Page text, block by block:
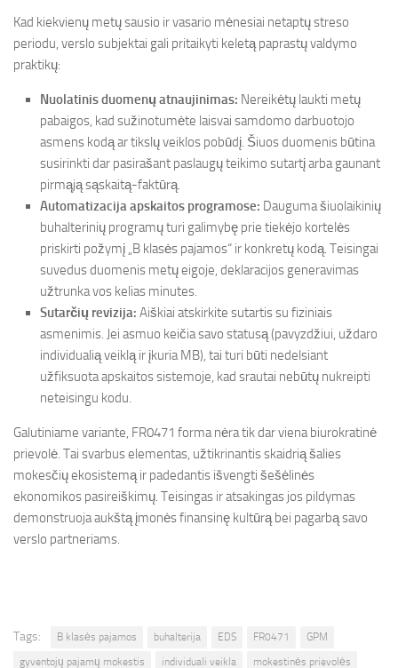
Kad kiekvienų metų sausio ir vasario mėnesiai netaptų streso
periodu, verslo subjektai gali pritaikyti keletą paprastų valdymo
praktikų:
Nuolatinis duomenų atnaujinimas: Nereikėtų laukti metų
pabaigos, kad sužinotumėte laisvai samdomo darbuotojo
asmens kodą ar tikslų veiklos pobūdį. Šiuos duomenis būtina
susirinkti dar pasirašant paslaugų teikimo sutartį arba gaunant
pirmąją sąskaitą-faktūrą.
Automatizacija apskaitos programose: Dauguma šiuolaikinių
buhalterinių programų turi galimybę prie tiekėjo kortelės
priskirti požymį „B klasės pajamos“ ir konkretų kodą. Teisingai
suvedus duomenis metų eigoje, deklaracijos generavimas
užtrunka vos kelias minutes.
Sutarčių revizija: Aiškiai atskirkite sutartis su fiziniais
asmenimis. Jei asmuo keičia savo statusą (pavyzdžiui, uždaro
individualią veiklą ir įkuria MB), tai turi būti nedelsiant
užfiksuota apskaitos sistemoje, kad srautai nebūtų nukreipti
neteisingu kodu.
Galutiniame variante, FR0471 forma nėra tik dar viena biurokratinė
prievolė. Tai svarbus elementas, užtikrinantis skaidrią šalies
mokesčių ekosistemą ir padedantis išvengti šešėlinės
ekonomikos pasireiškimų. Teisingas ir atsakingas jos pildymas
demonstruoja aukštą įmonės finansinę kultūrą bei pagarbą savo
verslo partneriams.
Tags: B klasės pajamos buhalterija EDS FR0471
GPM
gyventojų pajamų mokestis
individuali veikla mokestinės prievolės